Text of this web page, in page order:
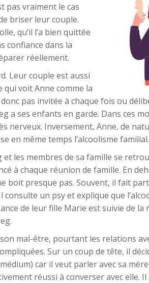
pas vraiment le cas
briser leur couple.
qu’il l’a bien quittée
confiance dans la
réellement.
Leur couple est aussi
voit Anne comme la
pas invitée à chaque fois ou
a ses enfants en garde. Dans ces
nerveux. Inversement, Anne, de
en même temps l’alcoolisme familial.
et les membres de sa famille se
à chaque réunion de famille. En
boit presque pas. Souvent, il fait
consulte un psy et explique que
de leur fille Marie est suivie de la
mal-être, pourtant les relations
Sur un coup de tête, il
car il veut parler avec sa
réussi à converser avec elle.